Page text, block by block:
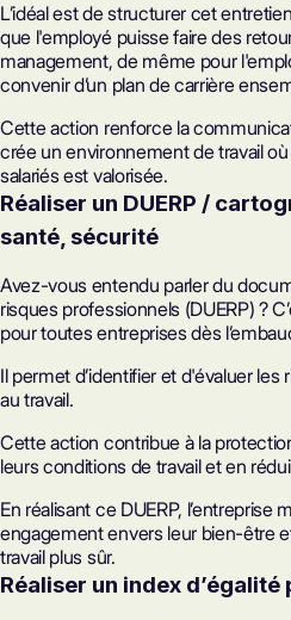
L’idéal est de structurer cet
que l'employé puisse faire des
management, de même pour
convenir d’un plan de carrière
Cette action renforce la
crée un environnement de travail
salariés est valorisée.
Réaliser un DUERP /
santé, sécurité
Avez-vous entendu parler du
risques professionnels (DUERP) ?
pour toutes entreprises dès
Il permet d’identifier et d'évaluer
au travail.
Cette action contribue à la
leurs conditions de travail et en
En réalisant ce DUERP, l’entreprise
engagement envers leur bien-être
travail plus sûr.
Réaliser un index